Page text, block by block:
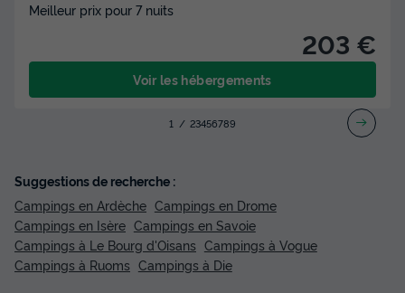
Meilleur prix pour 7 nuits
203 €
Voir les hébergements
1 23456789
Suggestions de recherche :
Campings en Ardèche Campings en Drome
Campings en Isère Campings en Savoie
Campings à Le Bourg d'Oisans Campings à Vogue
Campings à Ruoms Campings à Die